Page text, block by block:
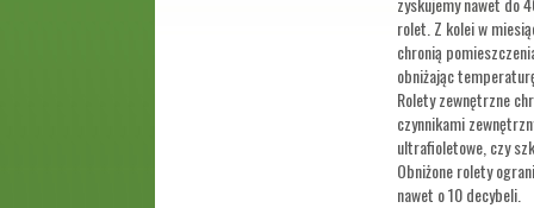
rolet. Z kolei w
chronią
obniżając
Rolety zewnętrzne
czynnikami
ultrafioletowe, czy
Obniżone rolety
nawet o 10 decybeli.